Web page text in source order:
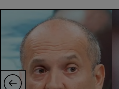
SuperLiga
Liga 2
Cupa României
Echipa Națională
U21